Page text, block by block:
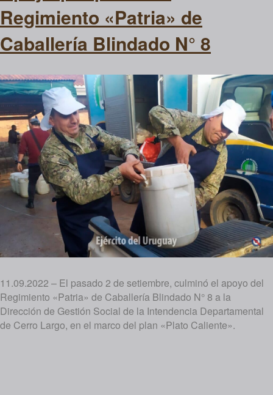
Regimiento «Patria» de
Caballería Blindado N° 8
11.09.2022 – El pasado 2 de setiembre, culminó el apoyo del
Regimiento «Patria» de Caballería Blindado N° 8 a la
Dirección de Gestión Social de la Intendencia Departamental
de Cerro Largo, en el marco del plan «Plato Caliente».